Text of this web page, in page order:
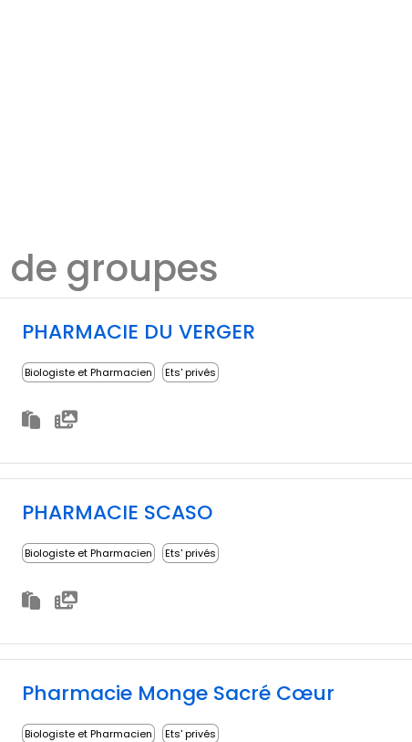
groupes
PHARMACIE DU VERGER
Biologiste et Pharmacien Ets' privés
PHARMACIE SCASO
Biologiste et Pharmacien Ets' privés
Pharmacie Monge Sacré Cœur
Biologiste et Pharmacien Ets' privés